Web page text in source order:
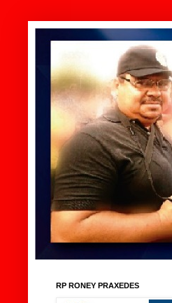
RP RONEY PRAXEDES